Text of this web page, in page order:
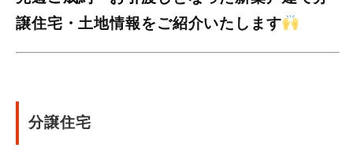
譲住宅・土地情報をご紹介いたします
分譲住宅